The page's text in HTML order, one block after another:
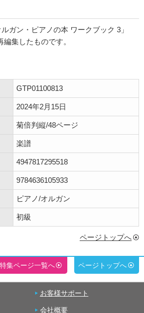
ガン・ピアノの本 ワークブック 3」
編集したものです。
GTP01100813
2024年2月15日
菊倍判縦/48ページ
楽譜
4947817295518
9784636105933
ピアノ/オルガン
初級
ページトップへ
特集ページ一覧へ ページトップへ
お客様サポート
会社概要